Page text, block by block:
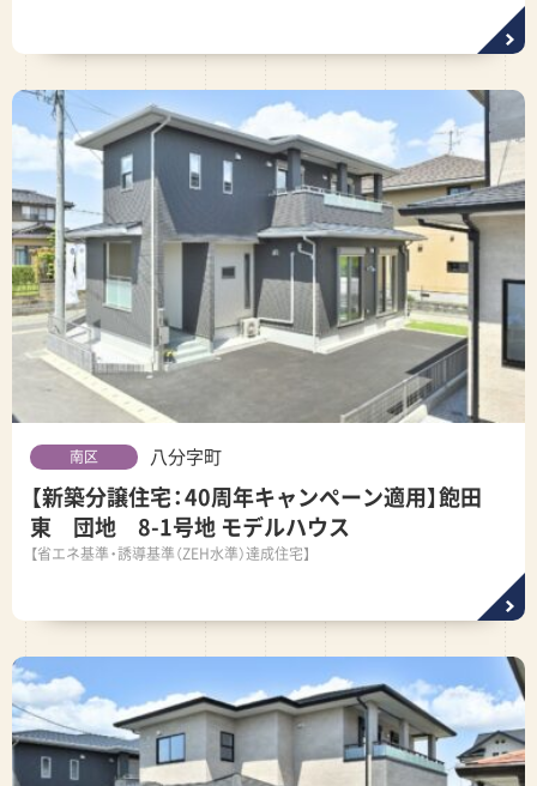
南区 八分字町
【新築分譲住宅：40周年キャンペーン適用】飽田
東 団地 8-1号地 モデルハウス
【省エネ基準・誘導基準（ZEH水準）達成住宅】